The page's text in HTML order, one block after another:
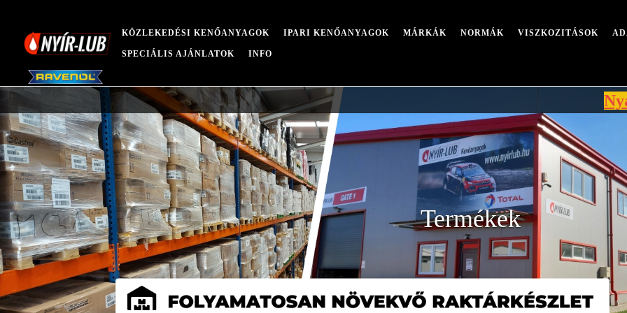
KÖZLEKEDÉSI KENŐANYAGOK IPARI KENŐANYAGOK MÁRKÁK NORMÁK VISZKOZITÁSOK
SPECIÁLIS AJÁNLATOK INFO
Nyári
Termékek